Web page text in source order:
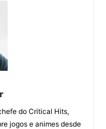
do Critical Hits,
jogos e animes desde